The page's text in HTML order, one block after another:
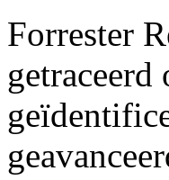
Forrester